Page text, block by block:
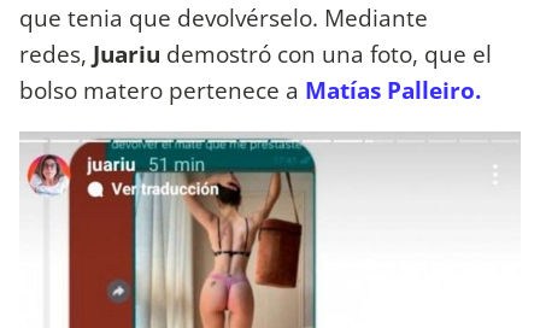
que tenia que devolvérselo. Mediante
redes, Juariu demostró con una foto, que el
bolso matero pertenece a Matías Palleiro.